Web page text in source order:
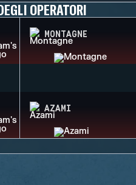
OPERATORI
MONTAGNE
AZAMI